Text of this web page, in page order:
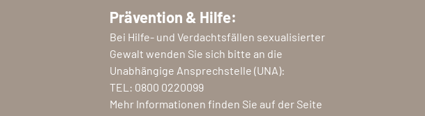
Prävention & Hilfe:
Bei Hilfe- und Verdachtsfällen sexualisierter
Gewalt wenden Sie sich bitte an die
Unabhängige Ansprechstelle (UNA):
TEL: 0800 0220099
Mehr Informationen finden Sie auf der Seite